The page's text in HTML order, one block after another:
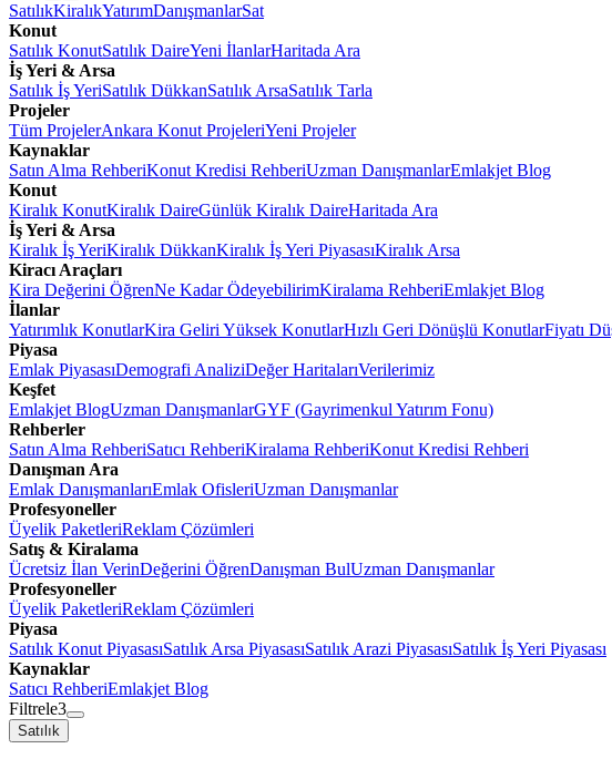
SatılıkKiralıkYatırımDanışmanlarSat
Konut
Satılık KonutSatılık DaireYeni İlanlarHaritada Ara
İş Yeri & Arsa
Satılık İş YeriSatılık DükkanSatılık ArsaSatılık Tarla
Projeler
Tüm ProjelerAnkara Konut ProjeleriYeni Projeler
Kaynaklar
Satın Alma RehberiKonut Kredisi RehberiUzman DanışmanlarEmlakjet Blog
Konut
Kiralık KonutKiralık DaireGünlük Kiralık DaireHaritada Ara
İş Yeri & Arsa
Kiralık İş YeriKiralık DükkanKiralık İş Yeri PiyasasıKiralık Arsa
Kiracı Araçları
Kira Değerini ÖğrenNe Kadar ÖdeyebilirimKiralama RehberiEmlakjet Blog
İlanlar
Yatırımlık KonutlarKira Geliri Yüksek KonutlarHızlı Geri Dönüşlü KonutlarFiyatı
Piyasa
Emlak PiyasasıDemografi AnaliziDeğer HaritalarıVerilerimiz
Keşfet
Emlakjet BlogUzman DanışmanlarGYF (Gayrimenkul Yatırım Fonu)
Rehberler
Satın Alma RehberiSatıcı RehberiKiralama RehberiKonut Kredisi Rehberi
Danışman Ara
Emlak DanışmanlarıEmlak OfisleriUzman Danışmanlar
Profesyoneller
Üyelik PaketleriReklam Çözümleri
Satış & Kiralama
Ücretsiz İlan VerinDeğerini ÖğrenDanışman BulUzman Danışmanlar
Profesyoneller
Üyelik PaketleriReklam Çözümleri
Piyasa
Satılık Konut PiyasasıSatılık Arsa PiyasasıSatılık Arazi PiyasasıSatılık İş Yeri Piyasası
Kaynaklar
Satıcı RehberiEmlakjet Blog
Filtrele3
Satılık